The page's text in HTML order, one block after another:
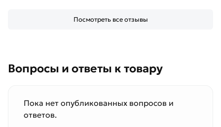
Посмотреть все отзывы
Вопросы и ответы к товару
Пока нет опубликованных вопросов и
ответов.